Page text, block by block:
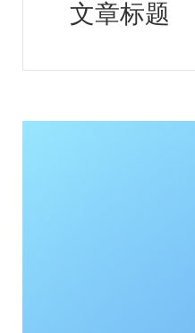
文章标题